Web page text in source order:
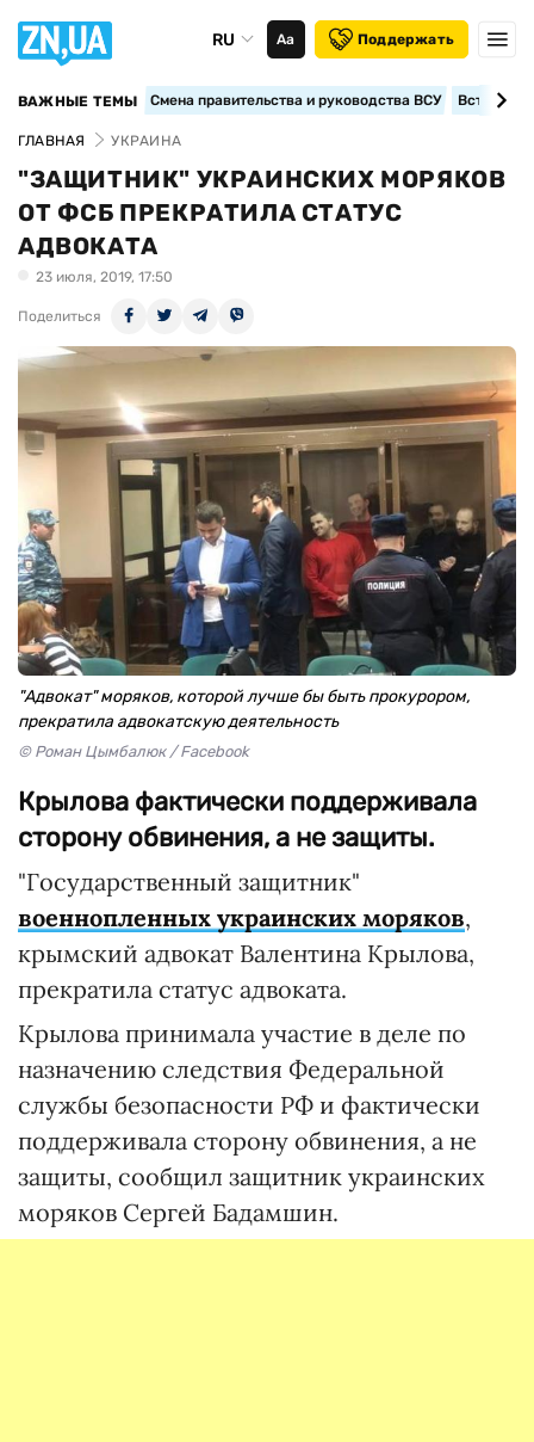
RU Аа Поддержать
ВАЖНЫЕ ТЕМЫ Смена правительства и руководства ВСУ
ГЛАВНАЯ УКРАИНА
"ЗАЩИТНИК" УКРАИНСКИХ МОРЯКОВ
ОТ ФСБ ПРЕКРАТИЛА СТАТУС
АДВОКАТА
23 июля, 2019, 17:50
Поделиться
"Адвокат" моряков, которой лучше бы быть прокурором,
прекратила адвокатскую деятельность
© Роман Цымбалюк / Facebook
Крылова фактически поддерживала
сторону обвинения, а не защиты.
"Государственный защитник"
военнопленных украинских моряков,
крымский адвокат Валентина Крылова,
прекратила статус адвоката.
Крылова принимала участие в деле по
назначению следствия Федеральной
службы безопасности РФ и фактически
поддерживала сторону обвинения, а не
защиты, сообщил защитник украинских
моряков Сергей Бадамшин.